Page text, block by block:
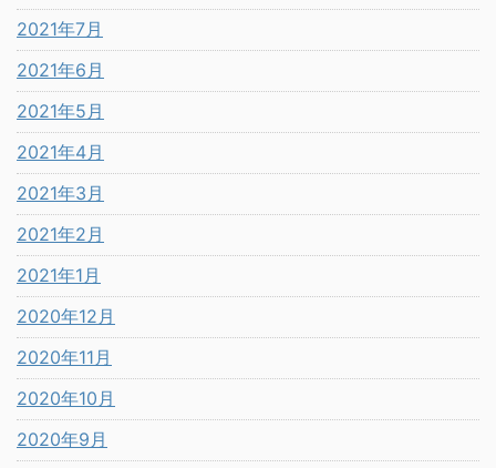
2021年7月
2021年6月
2021年5月
2021年4月
2021年3月
2021年2月
2021年1月
2020年12月
2020年11月
2020年10月
2020年9月